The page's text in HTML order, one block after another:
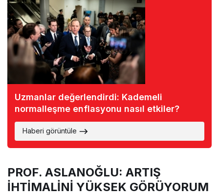
Uzmanlar değerlendirdi: Kademeli
normalleşme enflasyonu nasıl etkiler?
Haberi görüntüle
PROF. ASLANOĞLU: ARTIŞ
İHTİMALİNİ YÜKSEK GÖRÜYORUM